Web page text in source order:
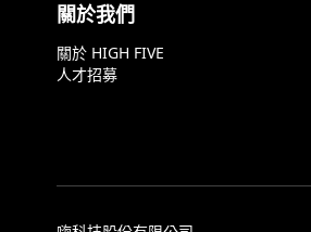
關於我們
關於 HIGH FIVE
人才招募